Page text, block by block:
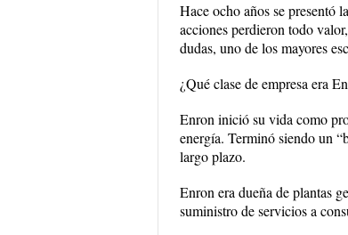
Hace ocho años se presentó
acciones perdieron todo
dudas, uno de los mayores
¿Qué clase de empresa era
Enron inició su vida como
energía. Terminó siendo un
largo plazo.
Enron era dueña de plantas
suministro de servicios a